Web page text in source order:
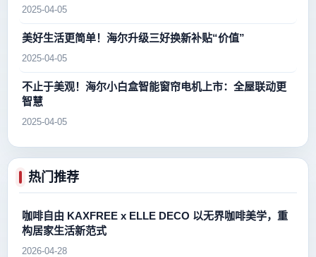
2025-04-05
美好生活更简单！海尔升级三好换新补贴“价值”
2025-04-05
不止于美观！海尔小白盒智能窗帘电机上市：全屋联动更
智慧
2025-04-05
热门推荐
咖啡自由 KAXFREE x ELLE DECO 以无界咖啡美学，重
构居家生活新范式
2026-04-28